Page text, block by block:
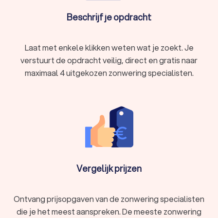
Beschrijf je opdracht
Laat met enkele klikken weten wat je zoekt. Je
verstuurt de opdracht veilig, direct en gratis naar
maximaal 4 uitgekozen zonwering specialisten.
Vergelijk prijzen
Ontvang prijsopgaven van de zonwering specialisten
die je het meest aanspreken. De meeste zonwering